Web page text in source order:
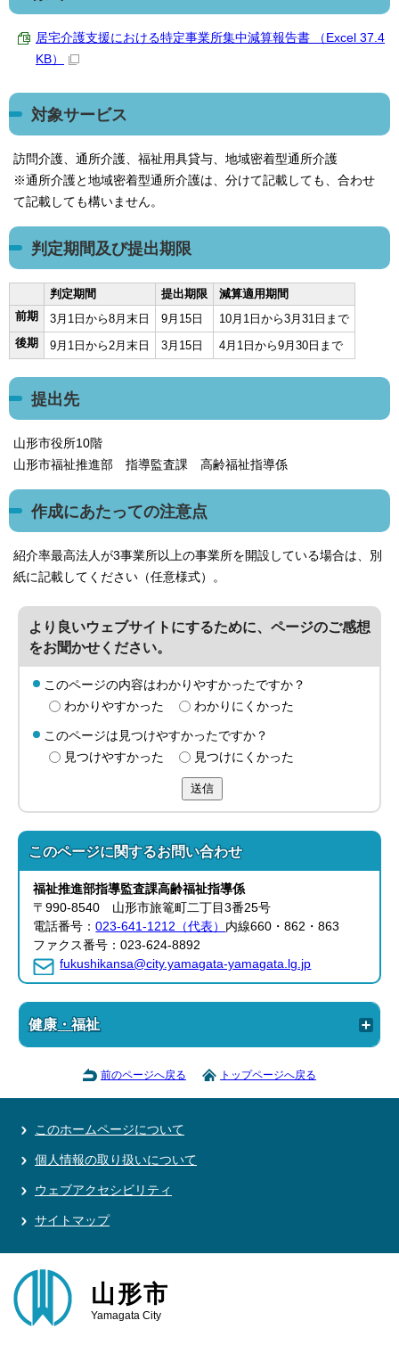
居宅介護支援における特定事業所集中減算報告書 （Excel 37.4
KB）
対象サービス
訪問介護、通所介護、福祉用具貸与、地域密着型通所介護
※通所介護と地域密着型通所介護は、分けて記載しても、合わせ
て記載しても構いません。
判定期間及び提出期限
判定期間 提出期限
減算適用期間
前期
3月1日から8月末日 9月15日
10月1日から3月31日まで
後期
9月1日から2月末日 3月15日 4月1日から9月30日まで
提出先
山形市役所10階
山形市福祉推進部 指導監査課 高齢福祉指導係
作成にあたっての注意点
紹介率最高法人が3事業所以上の事業所を開設している場合は、別
紙に記載してください（任意様式）。
より良いウェブサイトにするために、ページのご感想
をお聞かせください。
このページの内容はわかりやすかったですか？
わかりやすかった
わかりにくかった
このページは見つけやすかったですか？
見つけやすかった
見つけにくかった
送信
このページに関するお問い合わせ
福祉推進部指導監査課高齢福祉指導係
〒990-8540 山形市旅篭町二丁目3番25号
電話番号：023-641-1212（代表） 内線660・862・863
ファクス番号：023-624-8892
fukushikansa@city.yamagata-yamagata.lg.jp
健康・福祉
前のページへ戻る トップページへ戻る
このホームページについて
個人情報の取り扱いについて
ウェブアクセシビリティ
サイトマップ
山形市
Yamagata City